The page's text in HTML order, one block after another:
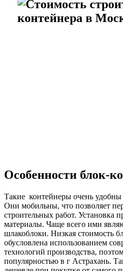
Особенности блок-
Такие контейнеры очень удобны
Они мобильны, что позволяет
строительных работ. Установка
материалы. Чаще всего ими
шлакоблоки. Низкая стоимость
обусловлена использованием
технологий производства,
популярностью в г Астрахань.